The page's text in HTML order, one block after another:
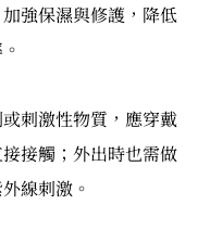
強保濕與修護，降低
刺激性物質，應穿戴
接觸；外出時也需做
線刺激。